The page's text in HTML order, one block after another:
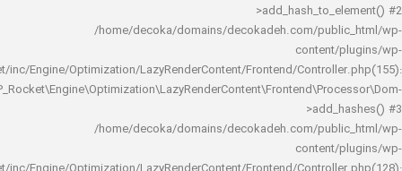
/home/decoka/domains/decokadeh.com/
rocket/inc/Engine/Optimization/LazyRenderContent/Frontend/
/home/decoka/domains/decokadeh.com/